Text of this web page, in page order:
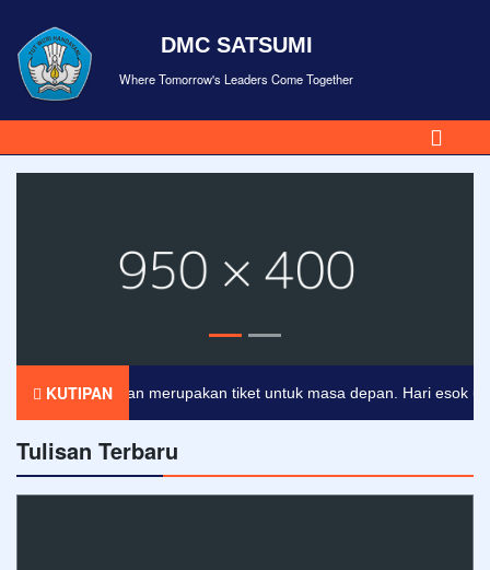
DMC SATSUMI
Where Tomorrow's Leaders Come Together
KUTIPAN
Pendidikan merupakan tiket untuk masa depan. Hari esok
Tulisan Terbaru